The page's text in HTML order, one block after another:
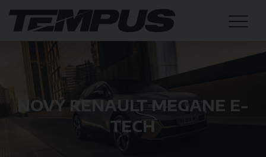
NOVÝ RENAULT MEGANE E-
TECH